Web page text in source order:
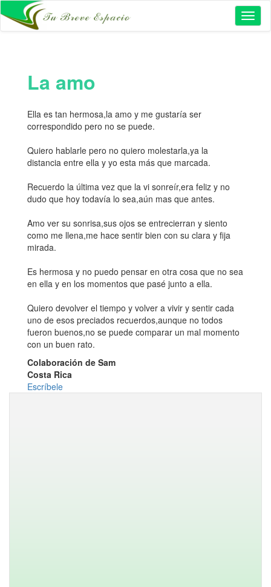
La amo
Ella es tan hermosa,la amo y me gustaría ser
correspondido pero no se puede.
Quiero hablarle pero no quiero molestarla,ya la
distancia entre ella y yo esta más que marcada.
Recuerdo la última vez que la vi sonreír,era feliz y no
dudo que hoy todavía lo sea,aún mas que antes.
Amo ver su sonrisa,sus ojos se entrecierran y siento
como me llena,me hace sentir bien con su clara y fija
mirada.
Es hermosa y no puedo pensar en otra cosa que no sea
en ella y en los momentos que pasé junto a ella.
Quiero devolver el tiempo y volver a vivir y sentir cada
uno de esos preciados recuerdos,aunque no todos
fueron buenos,no se puede comparar un mal momento
con un buen rato.
Colaboración de Sam
Costa Rica
Escríbele